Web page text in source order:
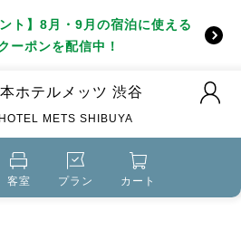
ト】8月・9月の宿泊に使える
ーポンを配信中！
本ホテルメッツ 渋谷
METS SHIBUYA
客室 プラン カート